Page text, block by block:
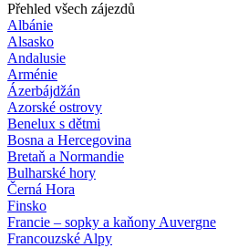
Přehled všech zájezdů
Albánie
Alsasko
Andalusie
Arménie
Ázerbájdžán
Azorské ostrovy
Benelux s dětmi
Bosna a Hercegovina
Bretaň a Normandie
Bulharské hory
Černá Hora
Finsko
Francie – sopky a kaňony Auvergne
Francouzské Alpy